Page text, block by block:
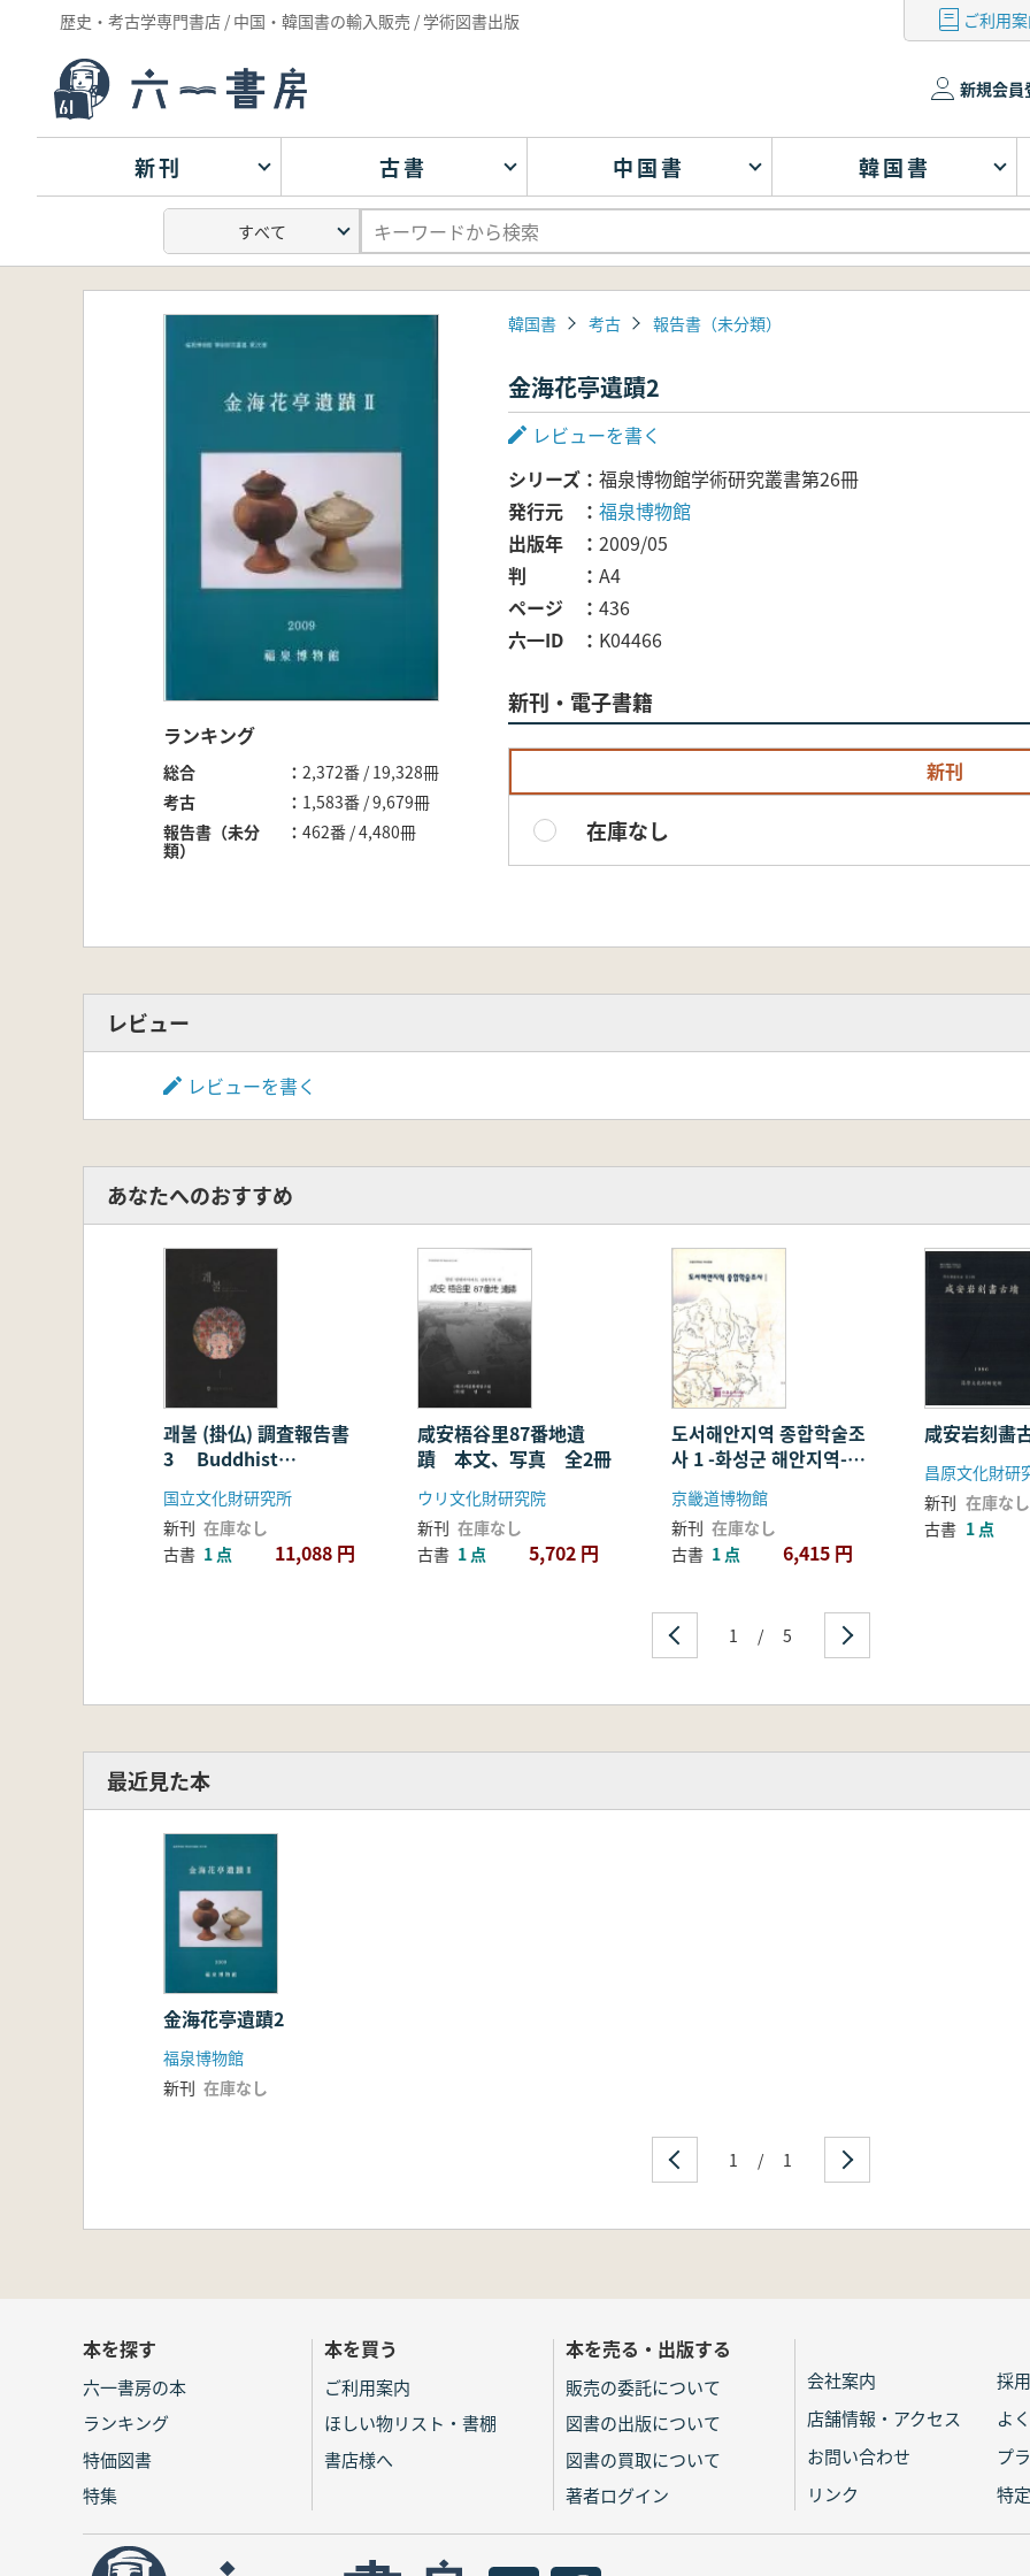
歴史・考古学専門書店 / 中国・韓国書の輸入販売 / 学術図書出版 ご利用
新規会員
新刊 古書 中国書 韓国書
ランキング
総合
2,372番 / 19,328冊
考古
1,583番 / 9,679冊
報告書（未分
類）
462番 / 4,480冊
韓国書 考古 報告書（未分類）
金海花亭遺蹟2
レビューを書く
シリーズ
福泉博物館学術研究叢書第26冊
発行元
福泉博物館
出版年
2009/05
判
A4
ページ
436
六一ID
K04466
新刊・電子書籍
新刊
在庫なし
レビュー
レビューを書く
あなたへのおすすめ
괘불 (掛仏) 調査報告書
3 Buddhist
Ceremonial Paintings
3
国立文化財研究所
新刊 在庫なし
古書 1 点 11,088 円
咸安梧谷里87番地遺
蹟 本文、写真 全2冊
ウリ文化財研究院
新刊 在庫なし
古書 1 点 5,702 円
도서해안지역 종합학술조
사 1 -화성군 해안지역-
(島嶼海岸地域総合学術
調査1 -華城郡海岸地域-)
京畿道博物館
新刊 在庫なし
古書 1 点 6,415 円
咸安岩刻畵
昌原文化財研
新刊 在庫なし
古書 1 点
1 / 5
最近見た本
金海花亭遺蹟2
福泉博物館
新刊 在庫なし
1 / 1
本を探す
六一書房の本
ランキング
特価図書
特集
本を買う
ご利用案内
ほしい物リスト・書棚
書店様へ
本を売る・出版する
販売の委託について
図書の出版について
図書の買取について
著者ログイン
会社案内
採
店舗情報・アクセス
よ
お問い合わせ
プ
リンク
特